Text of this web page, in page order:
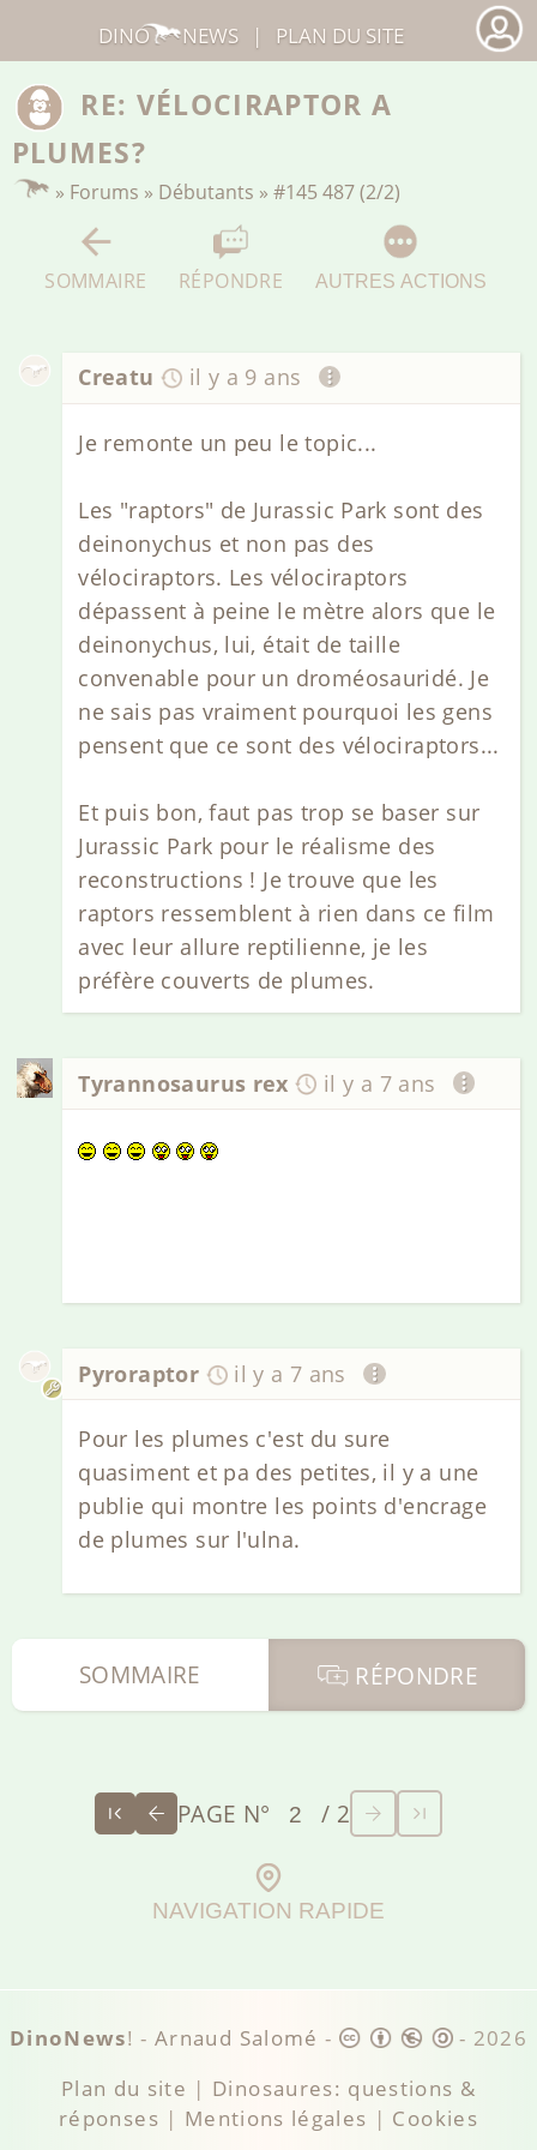
RE: VÉLOCIRAPTOR A
PLUMES?
» Forums » Débutants »#145 487 (2/2)
SOMMAIRE RÉPONDRE AUTRES ACTIONS
Creatu il y a 9 ans
Je remonte un peu le topic...
Les "raptors" de Jurassic Park sont des
deinonychus et non pas des
vélociraptors. Les vélociraptors
dépassent à peine le mètre alors que le
deinonychus, lui, était de taille
convenable pour un droméosauridé. Je
ne sais pas vraiment pourquoi les gens
pensent que ce sont des vélociraptors...
Et puis bon, faut pas trop se baser sur
Jurassic Park pour le réalisme des
reconstructions ! Je trouve que les
raptors ressemblent à rien dans ce film
avec leur allure reptilienne, je les
préfère couverts de plumes.
Tyrannosaurus rex il y a 7 ans
Pyroraptor il y a 7 ans
Pour les plumes c'est du sure
quasiment et pa des petites, il y a une
publie qui montre les points d'encrage
de plumes sur l'ulna.
RÉPONDRE
SOMMAIRE
PAGE N° / 2
NAVIGATION RAPIDE
DINO NEWS | PLAN DU SITE
DinoNews! -Arnaud Salomé - - 2026
Plan du site | Dinosaures: questions &
réponses | Mentions légales | Cookies